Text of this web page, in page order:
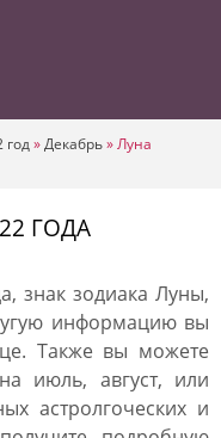
год»Декабрь»Луна
ГОДА
знак зодиака Луны,
информацию вы
Также вы можете
июль, август, или
астролгоческих и